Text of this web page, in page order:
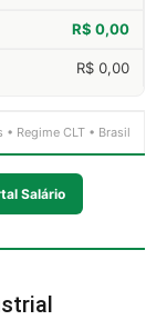
R$ 0,00
R$ 0,00
Regime CLT • Brasil
Salário